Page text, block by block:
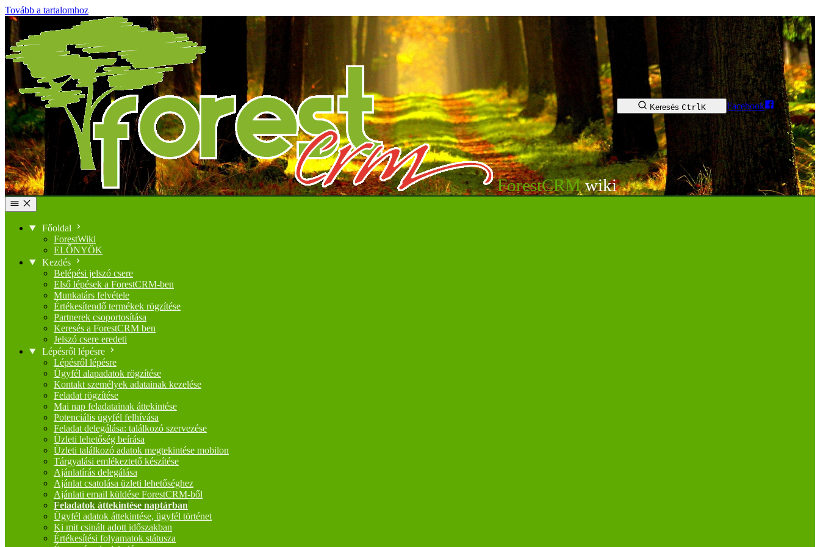
Tovább a tartalomhoz
ForestCRM
Keresés Ctrl K Facebook
Főoldal
ForestWiki
ELŐNYÖK
Kezdés
Belépési jelszó csere
Első lépések a ForestCRM-ben
Munkatárs felvétele
Értékesítendő termékek rögzítése
Partnerek csoportosítása
Keresés a ForestCRM ben
Jelszó csere eredeti
Lépésről lépésre
Lépésről lépésre
Ügyfél alapadatok rögzítése
Kontakt személyek adatainak kezelése
Feladat rögzítése
Mai nap feladatainak áttekintése
Potenciális ügyfél felhívása
Feladat delegálása: találkozó szervezése
Üzleti lehetőség beírása
Üzleti találkozó adatok megtekintése mobilon
Tárgyalási emlékeztető készítése
Ajánlatírás delegálása
Ajánlat csatolása üzleti lehetőséghez
Ajánlati email küldése ForestCRM-ből
Feladatok áttekintése naptárban
Ügyfél adatok áttekintése, ügyfél történet
Ki mit csinált adott időszakban
Értékesítési folyamatok státusza